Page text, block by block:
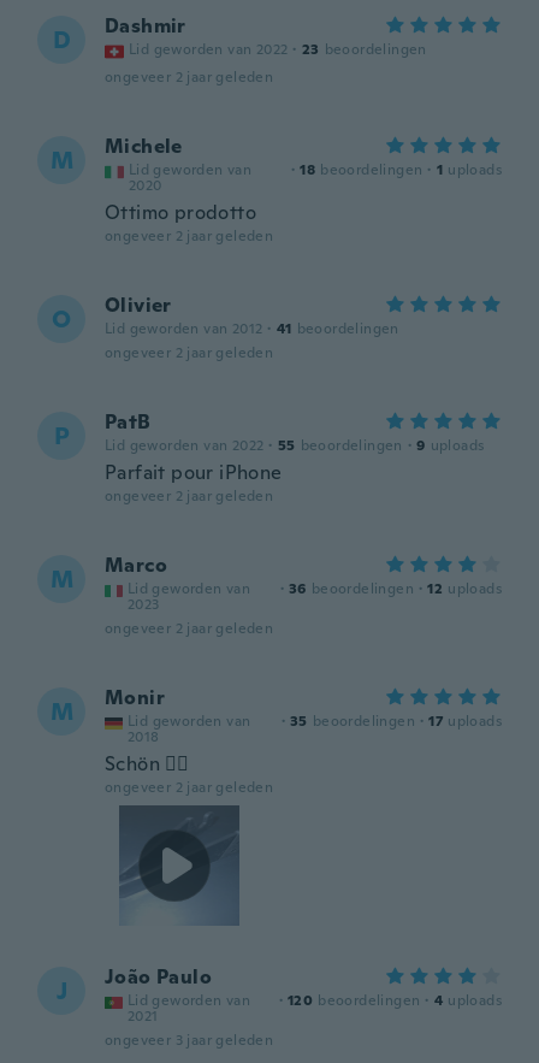
D Dashmir
Lid geworden van 2022 · 23 beoordelingen
ongeveer 2 jaar geleden
M Michele
Lid geworden van
2020
· 18 beoordelingen · 1 uploads
Ottimo prodotto
ongeveer 2 jaar geleden
O Olivier
Lid geworden van 2012 · 41 beoordelingen
ongeveer 2 jaar geleden
P PatB
Lid geworden van 2022 · 55 beoordelingen · 9 uploads
Parfait pour iPhone
ongeveer 2 jaar geleden
M Marco
Lid geworden van
2023
· 36 beoordelingen · 12 uploads
ongeveer 2 jaar geleden
M Monir
Lid geworden van
2018
· 35 beoordelingen · 17 uploads
Schön 👍🏻
ongeveer 2 jaar geleden
J João Paulo
Lid geworden van
2021
· 120 beoordelingen · 4 uploads
ongeveer 3 jaar geleden